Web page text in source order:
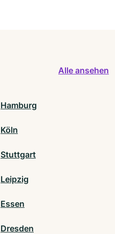
Alle ansehen
Hamburg
Köln
Stuttgart
Leipzig
Essen
Dresden